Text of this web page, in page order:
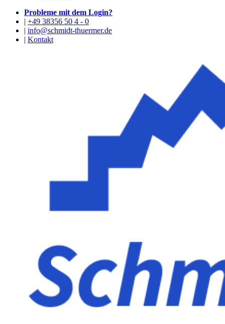
Probleme mit dem Login?
| +49 38356 50 4 - 0
| info@schmidt-thuermer.de
| Kontakt